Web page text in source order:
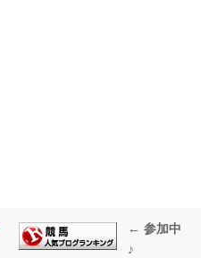
← 参加中
♪